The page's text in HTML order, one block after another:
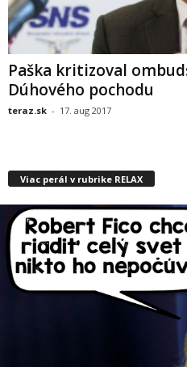
Paška kritizoval
Dúhového pochodu
teraz.sk - 17. aug 2017
Viac perál v rubrike RELAX